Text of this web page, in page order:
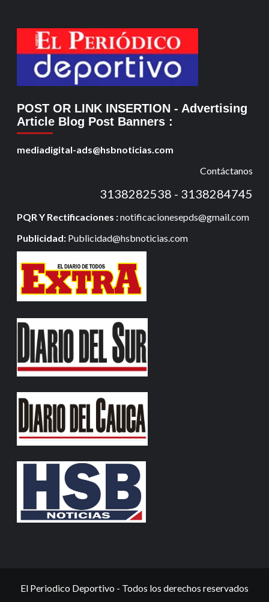
POST OR LINK INSERTION - Advertising
Article Blog Post Banners :
mediadigital-ads@hsbnoticias.com
Contáctanos
3138282538 - 3138284745
PQR Y Rectificaciones :notificacionesepds@gmail.com
Publicidad: Publicidad@hsbnoticias.com